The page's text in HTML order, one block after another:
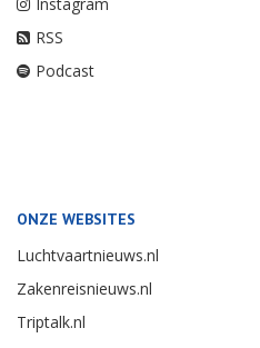
RSS
Podcast
ONZE WEBSITES
Luchtvaartnieuws.nl
Zakenreisnieuws.nl
Triptalk.nl